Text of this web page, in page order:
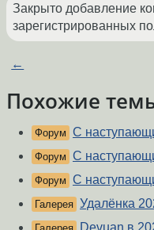
Закрыто добавление
зарегистрированных
←
Похожие
Форум С
Форум С
Форум С
Галерея Удалёнка